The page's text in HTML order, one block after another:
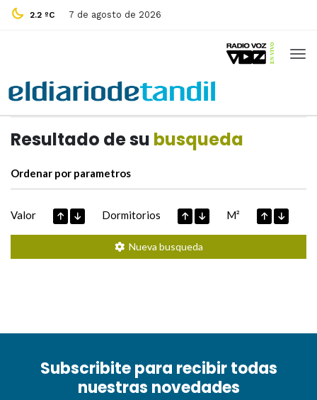
2.2 ºC 7 de agosto de 2026
Resultado de su busqueda
Ordenar por parametros
Valor Dormitorios M²
Nueva busqueda
Subscribite para recibir todas
nuestras novedades